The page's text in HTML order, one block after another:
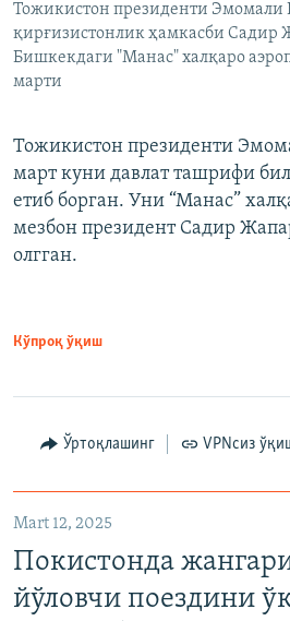
Тожикистон президенти Эмомали
қирғизистонлик ҳамкасби Садир
Бишкекдаги "Манас" халқаро
марти
Тожикистон президенти
март куни давлат ташрифи
етиб борган. Уни “Манас”
мезбон президент Садир
олгган.
Кўпроқ ўқиш
Ўртоқлашинг VPNсиз
Mart 12, 2025
Покистонда
йўловчи поездини